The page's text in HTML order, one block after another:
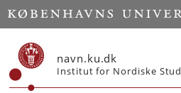
Start
navn.ku.dk
Institut for Nordiske